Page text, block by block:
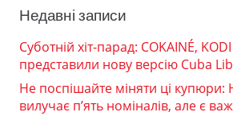
Недавні записи
Суботній хіт-парад: COKAINÉ,
представили нову версію Cuba
Не поспішайте міняти ці купюри:
вилучає п’ять номіналів, але є